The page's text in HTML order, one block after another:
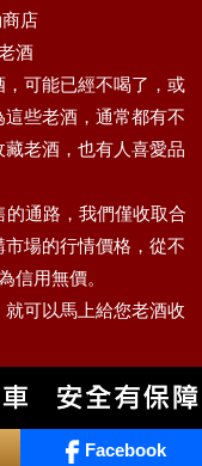
Facebook
店
酒
可能已經不喝了，或
些老酒，通常都有不
老酒，也有人喜愛品
通路，我們僅收取合
場的行情價格，從不
信用無價。
可以馬上給您老酒收